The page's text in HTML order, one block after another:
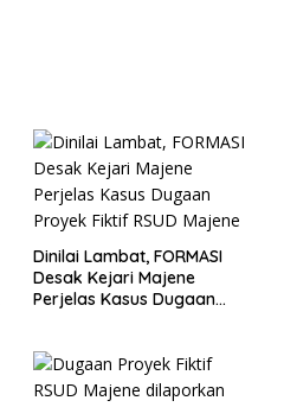
Dinilai Lambat, FORMASI
Desak Kejari Majene
Perjelas Kasus Dugaan